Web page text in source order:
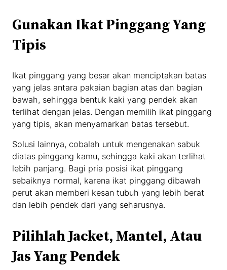
Gunakan Ikat Pinggang Yang
Tipis
Ikat pinggang yang besar akan menciptakan batas
yang jelas antara pakaian bagian atas dan bagian
bawah, sehingga bentuk kaki yang pendek akan
terlihat dengan jelas. Dengan memilih ikat pinggang
yang tipis, akan menyamarkan batas tersebut.
Solusi lainnya, cobalah untuk mengenakan sabuk
diatas pinggang kamu, sehingga kaki akan terlihat
lebih panjang. Bagi pria posisi ikat pinggang
sebaiknya normal, karena ikat pinggang dibawah
perut akan memberi kesan tubuh yang lebih berat
dan lebih pendek dari yang seharusnya.
Pilihlah Jacket, Mantel, Atau
Jas Yang Pendek